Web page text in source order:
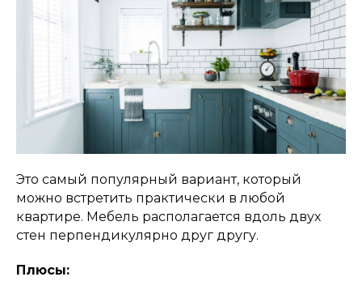
Это самый популярный вариант, который
можно встретить практически в любой
квартире. Мебель располагается вдоль двух
стен перпендикулярно друг другу.
Плюсы: